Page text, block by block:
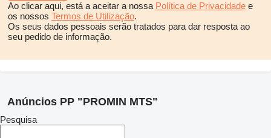
Ao clicar aqui, está a aceitar a nossa Política de Privacidade e
os nossos Termos de Utilização.
Os seus dados pessoais serão tratados para dar resposta ao
seu pedido de informação.
Anúncios PP "PROMIN MTS"
Pesquisa